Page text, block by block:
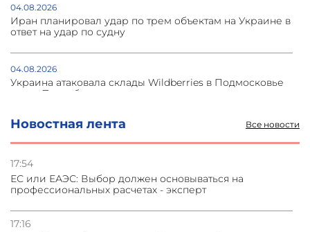
Новостная лента Все новости
17:54
ЕС или ЕАЭС: Выбор должен основываться на
профессиональных расчетах - эксперт
17:16
04.08.2026
Иран планировал удар по трем объектам на Украине в
ответ на удар по судну
04.08.2026
Украина атаковала склады Wildberries в Подмосковье
и под Петербургом
03.08.2026
Стратегия безопасности ОДКБ допускает применение
03.08.2026